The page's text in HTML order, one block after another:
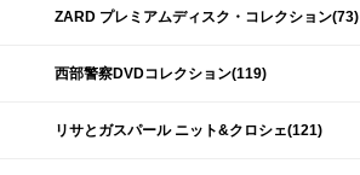
ZARD プレミアムディスク・コレクション(73)
西部警察DVDコレクション(119)
リサとガスパール ニット&クロシェ(121)